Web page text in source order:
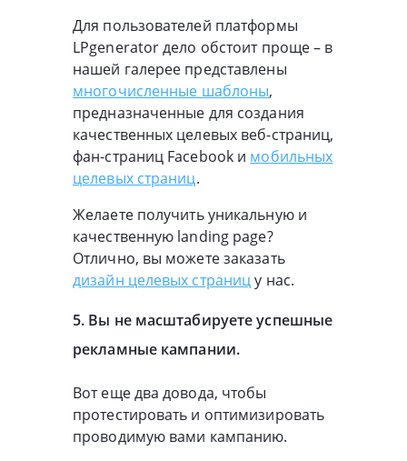
Для пользователей платформы
LPgenerator дело обстоит проще – в
нашей галерее представлены
многочисленные шаблоны,
предназначенные для создания
качественных целевых веб-страниц,
фан-страниц Facebook и мобильных
целевых страниц.
Желаете получить уникальную и
качественную landing page?
Отлично, вы можете заказать
дизайн целевых страницу нас.
5. Вы не масштабируете успешные
рекламные кампании.
Вот еще два довода, чтобы
протестировать и оптимизировать
проводимую вами кампанию.